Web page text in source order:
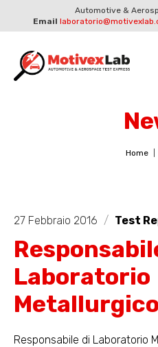
Automotive &
Email
Home
27 Febbraio 2016 / Test
Laboratorio
Responsabile di Laboratorio